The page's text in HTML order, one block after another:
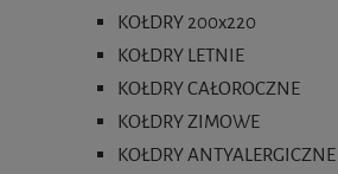
KOŁDRY 200x220
KOŁDRY LETNIE
KOŁDRY CAŁOROCZNE
KOŁDRY ZIMOWE
KOŁDRY ANTYALERGICZNE